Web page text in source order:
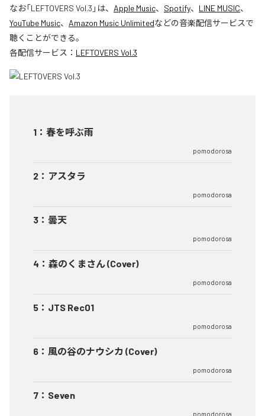
なお「LEFTOVERS Vol.3 」は、 Apple Music、 Spotify、 LINE MUSIC、
YouTube Music、 Amazon Music Unlimitedなどの音楽配信サービスで
聴くことができる。
各配信サービス： LEFTOVERS Vol.3
1 ： 春を呼ぶ雨
pomodorosa
2 ： アスタラ
pomodorosa
3 ： 曇天
pomodorosa
4 ： 森のくまさん (Cover)
pomodorosa
5 ： JTS Rec01
pomodorosa
6 ： 風の谷のナウシカ (Cover)
pomodorosa
7 ： Seven
pomodorosa